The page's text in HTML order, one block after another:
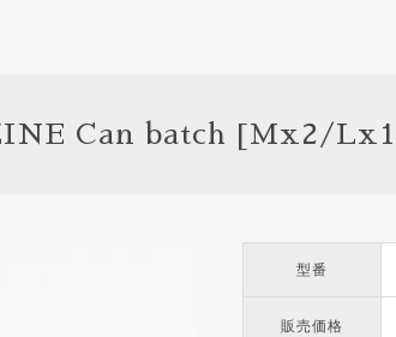
Can batch [Mx2/
型番
販売価格